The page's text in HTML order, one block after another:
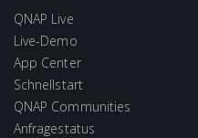
QNAP Live
Live-Demo
App Center
Schnellstart
QNAP Communities
Anfragestatus